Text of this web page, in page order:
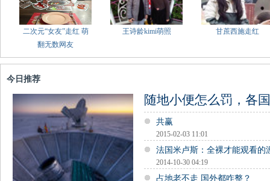
二次元“女友”走红 萌
翻无数网友
王诗龄kimi萌照 甘蔗西施走红
今日推荐
随地小便怎么罚，各
共赢
2015-02-03 11:01
法国米卢斯：全裸才能观看的
2014-10-30 04:19
占地老不走 国外都咋整？